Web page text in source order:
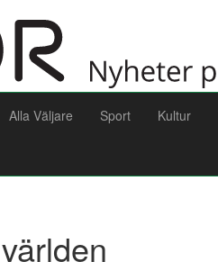
Alla Väljare Sport Kultur